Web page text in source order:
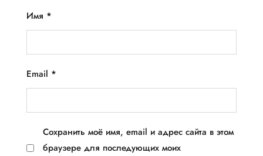
Имя *
Email *
Сохранить моё имя, email и адрес сайта в этом
браузере для последующих моих